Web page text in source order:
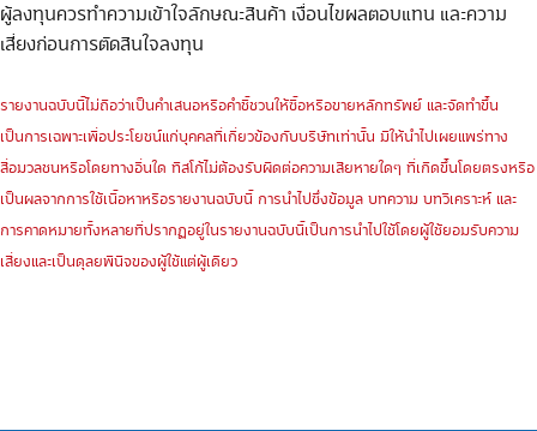
ผู้ลงทุนควรทำความเข้าใจลักษณะสินค้า เงื่อนไขผลตอบแทน และความ
เสี่ยงก่อนการตัดสินใจลงทุน
รายงานฉบับนี้ไม่ถือว่าเป็นคำเสนอหรือคำชี้ชวนให้ซื้อหรือขายหลักทรัพย์ และจัดทำขึ้น
เป็นการเฉพาะเพื่อประโยชน์แก่บุคคลที่เกี่ยวข้องกับบริษัทเท่านั้น มิให้นำไปเผยแพร่ทาง
สื่อมวลชนหรือโดยทางอื่นใด ทิสโก้ไม่ต้องรับผิดต่อความเสียหายใดๆ ที่เกิดขึ้นโดยตรงหรือ
เป็นผลจากการใช้เนื้อหาหรือรายงานฉบับนี้ การนำไปซึ่งข้อมูล บทความ บทวิเคราะห์ และ
การคาดหมายทั้งหลายที่ปรากฏอยู่ในรายงานฉบับนี้เป็นการนำไปใช้โดยผู้ใช้ยอมรับความ
เสี่ยงและเป็นดุลยพินิจของผู้ใช้แต่ผู้เดียว